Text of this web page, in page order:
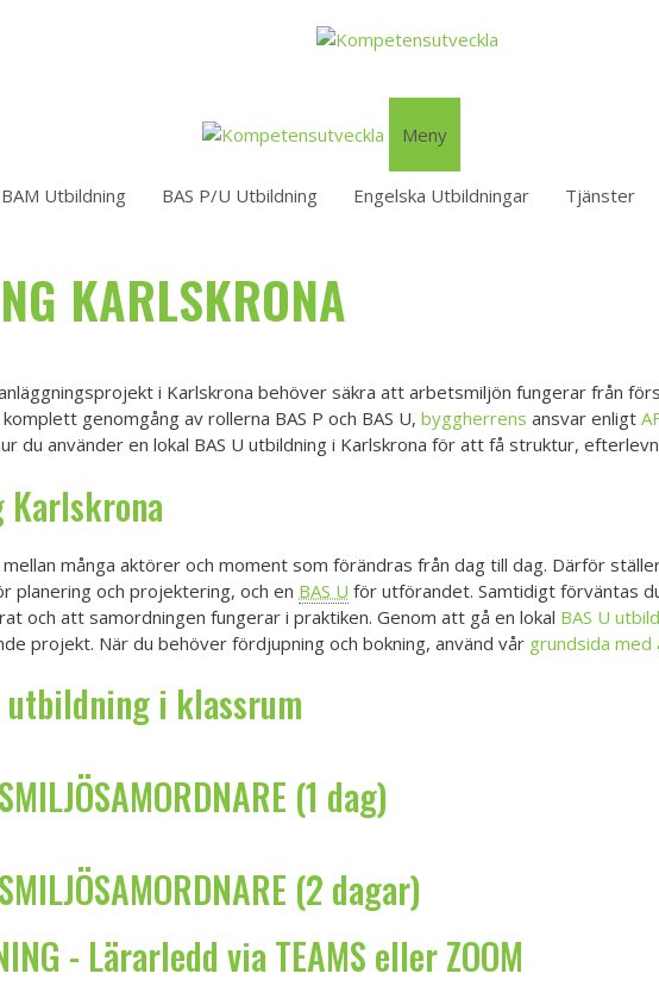
Meny
BAM Utbildning BAS P/U Utbildning Engelska Utbildningar Tjänster
KARLSKRONA
i Karlskrona behöver säkra att arbetsmiljön fungerar från
genomgång av rollerna BAS P och BAS U, byggherrens ansvar enligt
du använder en lokal BAS U utbildning i Karlskrona för att få struktur,
Karlskrona
många aktörer och moment som förändras från dag till dag. Därför
planering och projektering, och en BAS U för utförandet. Samtidigt förväntas
och att samordningen fungerar i praktiken. Genom att gå en lokal BAS U
projekt. När du behöver fördjupning och bokning, använd vår grundsida med
utbildning i klassrum
(1 dag)
(2 dagar)
- Lärarledd via TEAMS eller ZOOM